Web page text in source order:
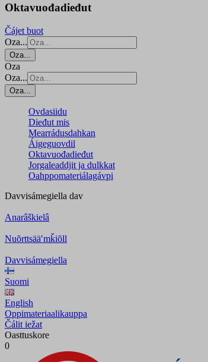
Oktavuođadieđut
Čájet buot
Oza...
Oza...
Oza
Oza...
Oza...
Ovdasiidu
Dieđut mis
Mearrádusdahkan
Áigeguovdil
Oktavuođadieđut
Jorgaleaddjit ja dulkkat
Oahppomateriálagávpi
Davvisámegiella dav
Anarâškielâ
Nuõrttsääʹmǩiõll
Davvisámegiella
Suomi
English
Oppimateriaalikauppa
Čálit iežat
Oasttuskore
0